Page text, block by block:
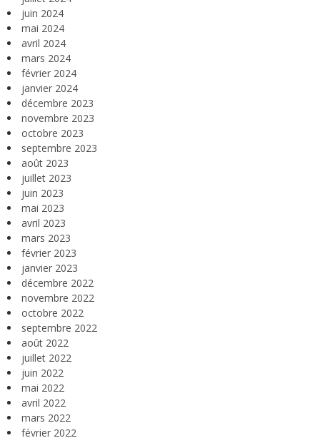
juin 2024
mai 2024
avril 2024
mars 2024
février 2024
janvier 2024
décembre 2023
novembre 2023
octobre 2023
septembre 2023
août 2023
juillet 2023
juin 2023
mai 2023
avril 2023
mars 2023
février 2023
janvier 2023
décembre 2022
novembre 2022
octobre 2022
septembre 2022
août 2022
juillet 2022
juin 2022
mai 2022
avril 2022
mars 2022
février 2022